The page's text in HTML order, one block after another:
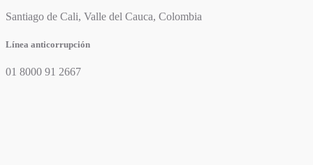
Santiago de Cali, Valle del Cauca, Colombia
Línea anticorrupción
01 8000 91 2667